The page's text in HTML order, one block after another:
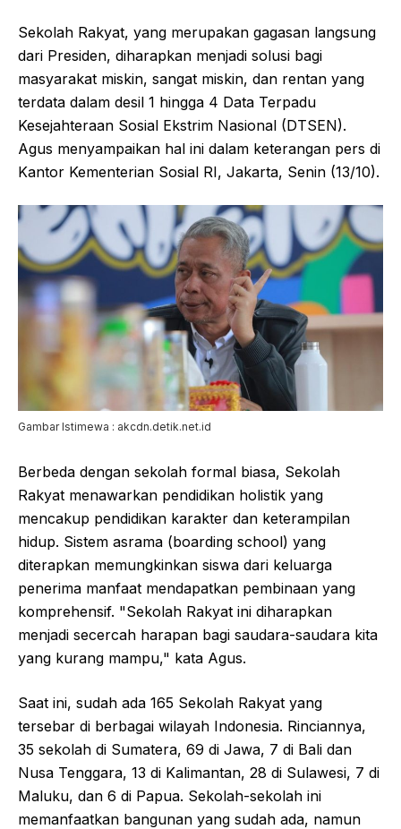
Sekolah Rakyat, yang merupakan gagasan langsung
dari Presiden, diharapkan menjadi solusi bagi
masyarakat miskin, sangat miskin, dan rentan yang
terdata dalam desil 1 hingga 4 Data Terpadu
Kesejahteraan Sosial Ekstrim Nasional (DTSEN).
Agus menyampaikan hal ini dalam keterangan pers di
Kantor Kementerian Sosial RI, Jakarta, Senin (13/10).
Gambar Istimewa : akcdn.detik.net.id
Berbeda dengan sekolah formal biasa, Sekolah
Rakyat menawarkan pendidikan holistik yang
mencakup pendidikan karakter dan keterampilan
hidup. Sistem asrama (boarding school) yang
diterapkan memungkinkan siswa dari keluarga
penerima manfaat mendapatkan pembinaan yang
komprehensif. "Sekolah Rakyat ini diharapkan
menjadi secercah harapan bagi saudara-saudara kita
yang kurang mampu," kata Agus.
Saat ini, sudah ada 165 Sekolah Rakyat yang
tersebar di berbagai wilayah Indonesia. Rinciannya,
35 sekolah di Sumatera, 69 di Jawa, 7 di Bali dan
Nusa Tenggara, 13 di Kalimantan, 28 di Sulawesi, 7 di
Maluku, dan 6 di Papua. Sekolah-sekolah ini
memanfaatkan bangunan yang sudah ada, namun